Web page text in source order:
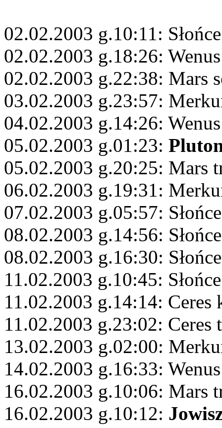
02.02.2003 g.10:11:
02.02.2003 g.18:26:
02.02.2003 g.22:38: Mars
03.02.2003 g.23:57:
04.02.2003 g.14:26:
05.02.2003 g.01:23:
05.02.2003 g.20:25: Mars
06.02.2003 g.19:31:
07.02.2003 g.05:57:
08.02.2003 g.14:56:
08.02.2003 g.16:30:
11.02.2003 g.10:45:
11.02.2003 g.14:14:
11.02.2003 g.23:02: Ceres
13.02.2003 g.02:00:
14.02.2003 g.16:33:
16.02.2003 g.10:06: Mars
16.02.2003 g.10:12: